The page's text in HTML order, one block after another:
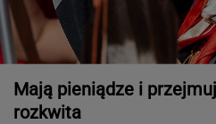
Mają pieniądze i
rozkwita